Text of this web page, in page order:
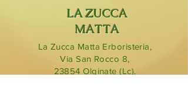
LA ZUCCA
MATTA
La Zucca Matta Erboristeria,
Via San Rocco 8,
23854 Olginate (Lc).